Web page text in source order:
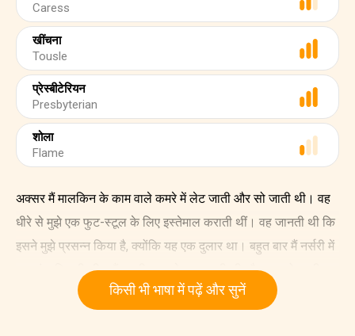
Caress
खींचना
Tousle
प्रेस्बीटेरियन
Presbyterian
शोला
Flame
अक्सर मैं मालकिन के काम वाले कमरे में लेट जाती और सो जाती थी। वह
धीरे से मुझे एक फुट-स्टूल के लिए इस्तेमाल कराती थीं। वह जानती थी कि
इसने मुझे प्रसन्न किया है, क्योंकि यह एक दुलार था। बहुत बार मैं नर्सरी में
एक घंटा बिताती थी। मैं अच्छी तरह से थक जाती थी और खुश हो जाती
थी। कई बार मैंने वहाँ पालना देखा। जब बच्चा सो रहा था और बच्चे के
किसी भी भाषा में पढ़ें और सुनें